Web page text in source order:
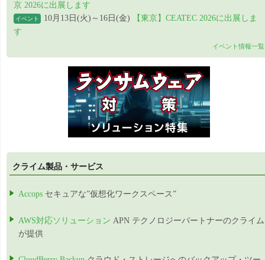
京 2026に出展します
イベント 10月13日(火)～16日(金)
【東京】CEATEC 2026に出展しま
す
イベント情報一覧
クライム製品・サービス
Accops セキュアな”仮想化ワークスペース”
AWS対応ソリューション APN テクノロジーパートナーのクライム
が提供